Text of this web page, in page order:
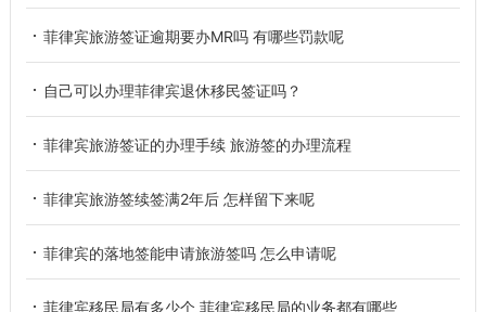
菲律宾旅游签证逾期要办MR吗 有哪些罚款呢
自己可以办理菲律宾退休移民签证吗？
菲律宾旅游签证的办理手续 旅游签的办理流程
菲律宾旅游签续签满2年后 怎样留下来呢
菲律宾的落地签能申请旅游签吗 怎么申请呢
菲律宾移民局有多少个 菲律宾移民局的业务都有哪些